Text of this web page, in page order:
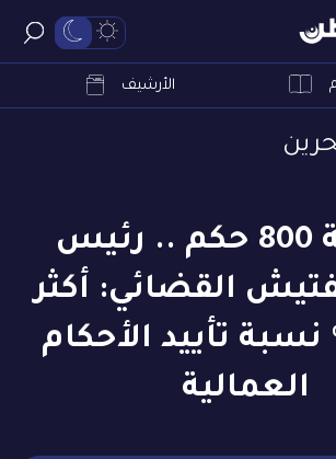
الأرشيف
مراجعة 800 حكم .. رئيس
القضائي: أكثر
80% نسبة تأييد الأحكام
العمالية